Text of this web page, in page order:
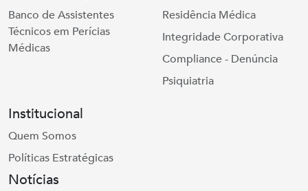
Banco de Assistentes
Técnicos em Perícias
Médicas
Residência Médica
Integridade Corporativa
Compliance - Denúncia
Psiquiatria
Institucional
Quem Somos
Políticas Estratégicas
Notícias